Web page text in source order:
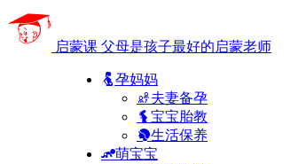
启蒙课 父母是孩子最好的启蒙老师
孕妈妈
夫妻备孕
宝宝胎教
生活保养
萌宝宝